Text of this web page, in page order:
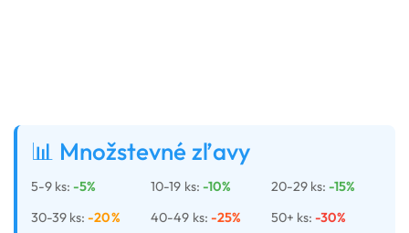
📊 Množstevné zľavy
5-9 ks:-5% 10-19 ks: -10% 20-29 ks:-15%
30-39 ks:-20% 40-49 ks: -25% 50+ ks: -30%